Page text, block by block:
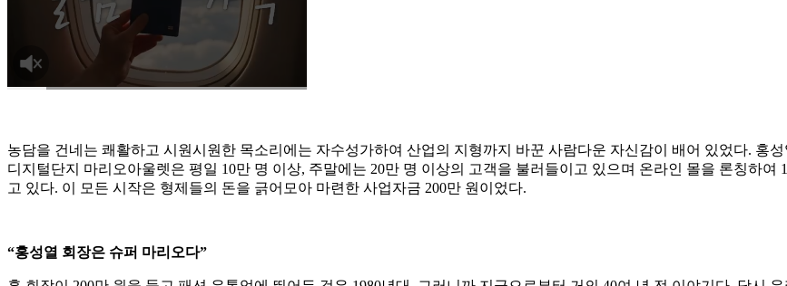
농담을 건네는 쾌활하고 시원시원한 목소리에는 자수성가하여 산업의 지형까지 바꾼 사람다운 자신감이 배어 있었다. 홍
디지털단지 마리오아울렛은 평일 10만 명 이상, 주말에는 20만 명 이상의 고객을 불러들이고 있으며 온라인 몰을 론칭하
고 있다. 이 모든 시작은 형제들의 돈을 긁어모아 마련한 사업자금 200만 원이었다.
“홍성열 회장은 슈퍼 마리오다”